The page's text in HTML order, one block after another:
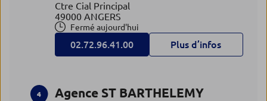
Ctre Cial Principal
49000 ANGERS
Fermé aujourd'hui
02.72.96.41.00 Plus d’infos
4
Agence ST BARTHELEMY